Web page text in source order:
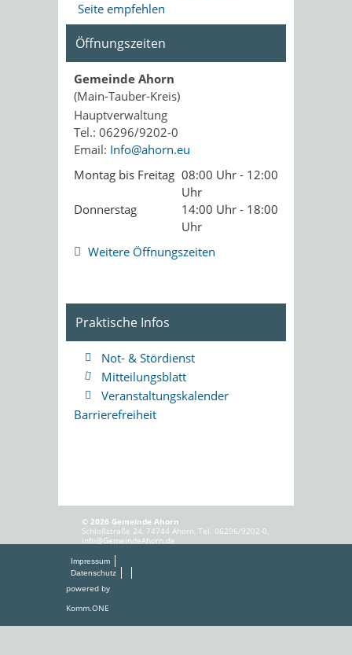
Seite empfehlen
Öffnungszeiten
Gemeinde Ahorn
(Main-Tauber-Kreis)
Hauptverwaltung
Tel.: 06296/9202-0
Email: Info@ahorn.eu
Montag bis Freitag 08:00 Uhr - 12:00
Uhr
Donnerstag
14:00 Uhr - 18:00
Uhr
Weitere Öffnungszeiten
Praktische Infos
Not- & Stördienst
Mitteilungsblatt
Veranstaltungskalender
Barrierefreiheit
© 2026 Gemeinde Ahorn
Schloßstraße 24, 74744 Ahorn, Tel. 06296/9202-0,
info@GemeindeAhorn.de
Impressum
Datenschutz
powered by
Komm.ONE